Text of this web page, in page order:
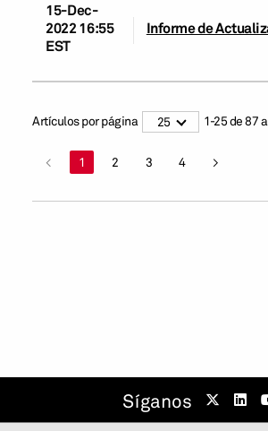
15-Dec-
2022 16:55
EST
Informe de
Artículos por página 25 1-25de87
< 1 2 3 4 >
Síganos